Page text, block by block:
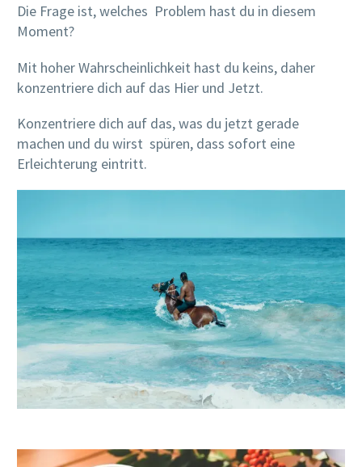
Die Frage ist, welches Problem hast du in diesem
Moment?
Mit hoher Wahrscheinlichkeit hast du keins, daher
konzentriere dich auf das Hier und Jetzt.
Konzentriere dich auf das, was du jetzt gerade
machen und du wirst spüren, dass sofort eine
Erleichterung eintritt.